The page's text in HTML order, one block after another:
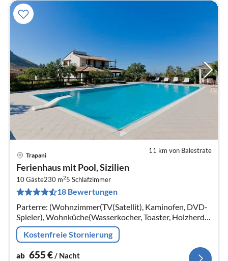
11 km von Balestrate
Trapani
Ferienhaus mit Pool, Sizilien
10 Gäste230 m25 Schlafzimmer
18 Bewertungen
Parterre: (Wohnzimmer(TV(Satellit), Kaminofen, DVD-
Spieler), Wohnküche(Wasserkocher, Toaster, Holzherd,
Espressomaschine, Backofen, Mikrowelle,
Spülmaschine)
Kostenfreie Stornierung
ab 655€ / Nacht